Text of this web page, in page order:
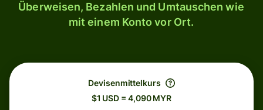
Überweisen, Bezahlen und Umtauschen wie
mit einem Konto vor Ort.
Devisenmittelkurs
$1 USD = 4,090 MYR